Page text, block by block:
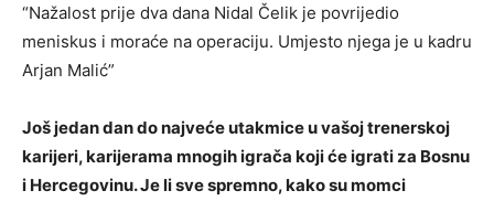
“Nažalost prije dva dana Nidal Čelik je povrijedio
meniskus i moraće na operaciju. Umjesto njega je u kadru
Arjan Malić”
Još jedan dan do najveće utakmice u vašoj trenerskoj
karijeri, karijerama mnogih igrača koji će igrati za Bosnu
i Hercegovinu. Je li sve spremno, kako su momci